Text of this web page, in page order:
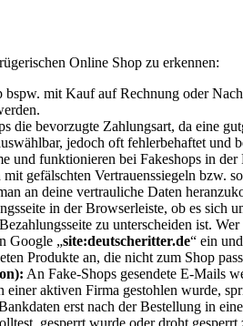
Online Shop zu erkennen:
bspw. mit Kauf auf Rechnung oder
die bevorzugte Zahlungsart, da eine
jedoch oft fehlerbehaftet und
und funktionieren bei Fakeshops in
gefälschten Vertrauenssiegeln bzw.
an deine vertrauliche Daten
in der Browserleiste, ob es sich
zu unterscheiden ist.
Google „site:deutscheritter.de“ ein
Produkte an, die nicht zum Shop
An Fake-Shops gesendete E-Mails
aktiven Firma gestohlen wurde,
erst nach der Bestellung in